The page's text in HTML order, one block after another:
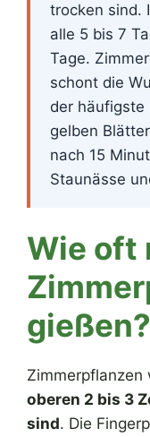
trocken sind.
alle 5 bis 7
Tage.
schont die
der häufigste
gelben
nach 15
Staunässe
Wie oft
gießen?
Zimmerpflanzen
oberen 2 bis 3
sind. Die